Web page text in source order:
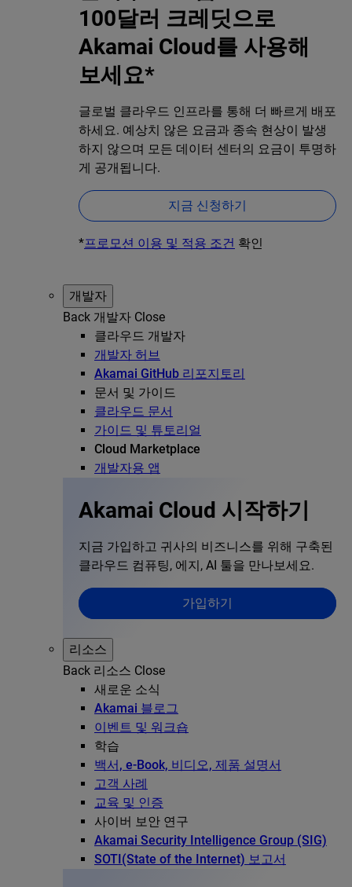
100달러 크레딧으로
Akamai Cloud를 사용해
보세요*
글로벌 클라우드 인프라를 통해 더 빠르게 배포
하세요. 예상치 않은 요금과 종속 현상이 발생
하지 않으며 모든 데이터 센터의 요금이 투명하
게 공개됩니다.
지금 신청하기
*프로모션 이용 및 적용 조건 확인
개발자
Back 개발자 Close
클라우드 개발자
개발자 허브
Akamai GitHub 리포지토리
문서 및 가이드
클라우드 문서
가이드 및 튜토리얼
Cloud Marketplace
개발자용 앱
Akamai Cloud 시작하기
지금 가입하고 귀사의 비즈니스를 위해 구축된
클라우드 컴퓨팅, 에지, AI 툴을 만나보세요.
가입하기
리소스
Back 리소스 Close
새로운 소식
Akamai 블로그
이벤트 및 워크숍
학습
백서, e-Book, 비디오, 제품 설명서
고객 사례
교육 및 인증
사이버 보안 연구
Akamai Security Intelligence Group (SIG)
SOTI(State of the Internet) 보고서